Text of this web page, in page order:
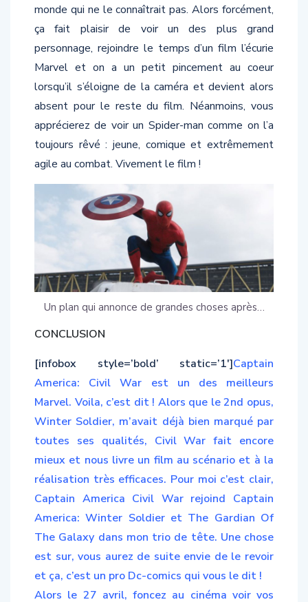
ça fait plaisir de voir un des plus grand
personnage, rejoindre le temps d’un film l’écurie
Marvel et on a un petit pincement au coeur
lorsqu’il s’éloigne de la caméra et devient alors
absent pour le reste du film. Néanmoins, vous
apprécierez de voir un Spider-man comme on l’a
toujours rêvé : jeune, comique et extrêmement
agile au combat. Vivement le film !
Un plan qui annonce de grandes choses après…
America: Civil War est un des meilleurs
Marvel. Voila, c’est dit ! Alors que le 2nd opus,
Winter Soldier, m’avait déjà bien marqué par
toutes ses qualités, Civil War fait encore
mieux et nous livre un film au scénario et à la
réalisation très efficaces. Pour moi c’est clair,
Captain America Civil War rejoind Captain
America: Winter Soldier et The Gardian Of
The Galaxy dans mon trio de tête. Une chose
est sur, vous aurez de suite envie de le revoir
et ça, c’est un pro Dc-comics qui vous le dit !
Alors le 27 avril, foncez au cinéma voir vos